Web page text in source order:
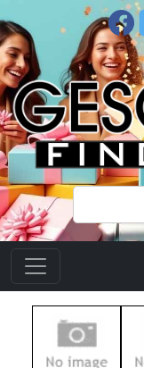
Suchen
nach: